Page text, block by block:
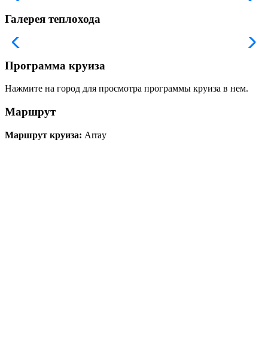
Галерея теплохода
Программа круиза
Нажмите на город для просмотра программы круиза в нем.
Маршрут
Маршрут круиза: Array